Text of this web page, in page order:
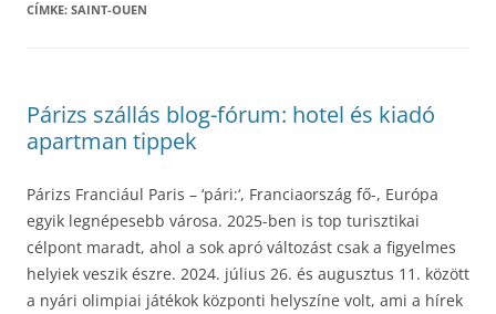
CÍMKE: SAINT-OUEN
Párizs szállás blog-fórum: hotel és kiadó
apartman tippek
Párizs Franciául Paris – ‘pári:‘, Franciaország fő-, Európa
egyik legnépesebb városa. 2025-ben is top turisztikai
célpont maradt, ahol a sok apró változást csak a figyelmes
helyiek veszik észre. 2024. július 26. és augusztus 11. között
a nyári olimpiai játékok központi helyszíne volt, ami a hírek